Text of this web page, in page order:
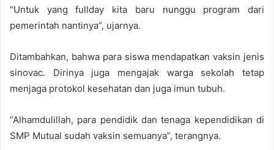
“Untuk yang fullday kita baru nunggu program dari
pemerintah nantinya”, ujarnya.
Ditambahkan, bahwa para siswa mendapatkan vaksin jenis
sinovac. Dirinya juga mengajak warga sekolah tetap
menjaga protokol kesehatan dan juga imun tubuh.
“Alhamdulillah, para pendidik dan tenaga kependidikan di
SMP Mutual sudah vaksin semuanya”, terangnya.